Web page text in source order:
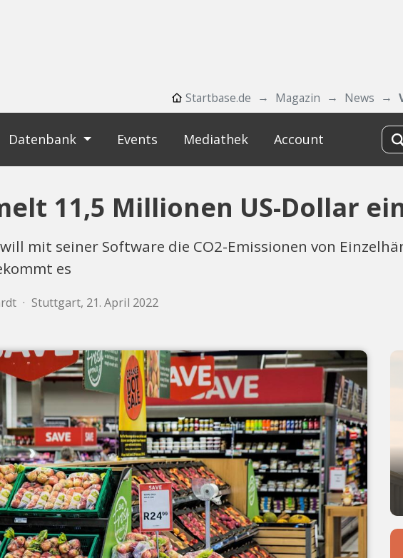
Startbase.de Magazin News
Datenbank Events Mediathek Account
11,5 Millionen US-Dollar
mit seiner Software die CO2-Emissionen von
es
· Stuttgart, 21. April 2022